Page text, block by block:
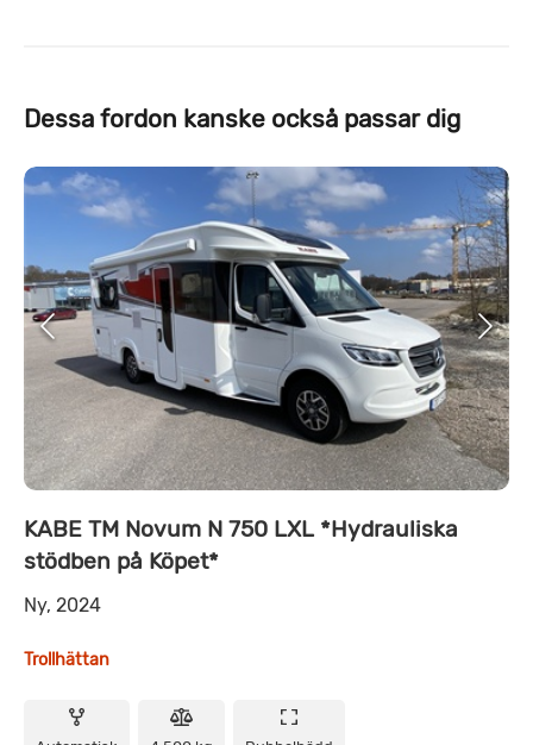
Dessa fordon kanske också passar dig
KABE TM Novum N 750 LXL *Hydrauliska
stödben på Köpet*
Ny, 2024
Trollhättan